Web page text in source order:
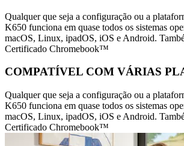
Qualquer que seja a configuração ou a
K650 funciona em quase todos os sistemas
macOS, Linux, ipadOS, iOS e Android.
Certificado Chromebook™
COMPATÍVEL COM VÁRIAS
Qualquer que seja a configuração ou a
K650 funciona em quase todos os sistemas
macOS, Linux, ipadOS, iOS e Android.
Certificado Chromebook™